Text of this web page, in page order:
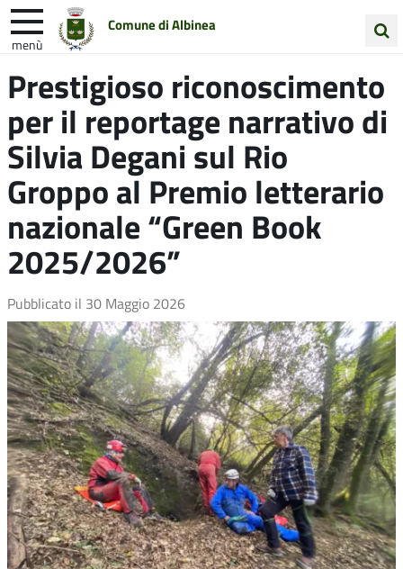
Comune di Albinea
menù
nel
sito
Entra in Comune Vivi Albinea
Unione Colline Matildiche
Prestigioso riconoscimento
per il reportage narrativo di
Silvia Degani sul Rio
Groppo al Premio letterario
nazionale “Green Book
2025/2026”
Pubblicato il 30 Maggio 2026